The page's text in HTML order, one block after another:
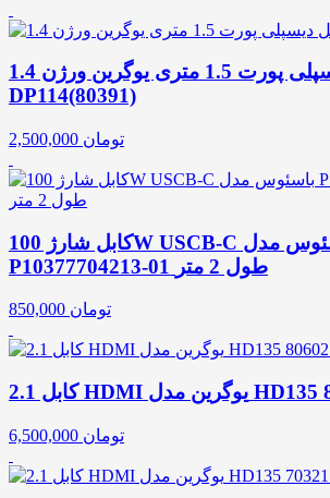
کابل دیسپلی پورت 1.5 متری یوگرین ورژن 1.4
DP114(80391)
2,500,000 تومان
کابل شارژ 100W USCB-C باسئوس مدل
P10377704213-01 طول 2 متر
850,000 تومان
6,500,000 تومان